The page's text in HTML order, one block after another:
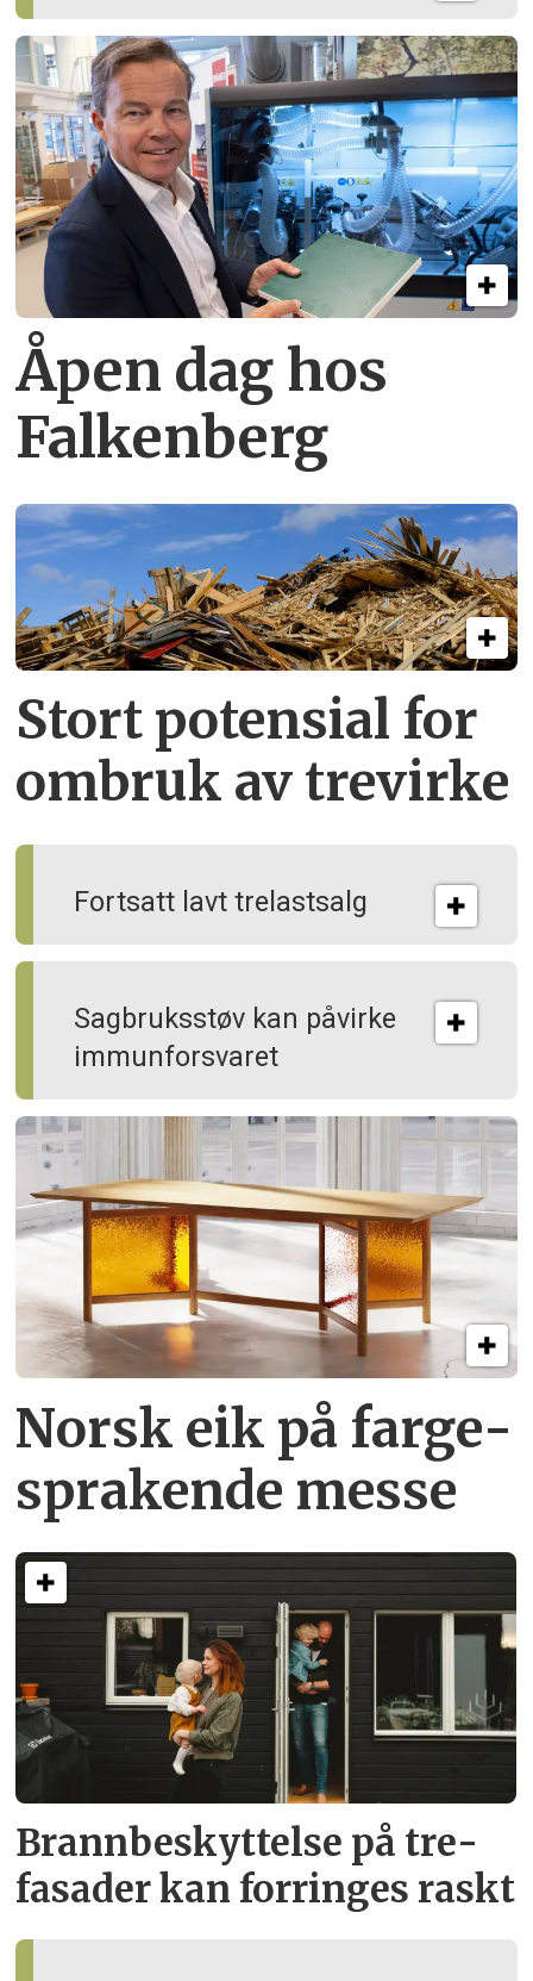
Åpen dag hos
Falkenberg
Stort potensial for
ombruk av tre­virke
Fortsatt lavt trelastsalg
Sagbruksstøv kan på­virke
immun­forsvaret
Norsk eik på farge­
sprakende messe
Brann­beskyttelse på tre­
fasader kan forringes raskt